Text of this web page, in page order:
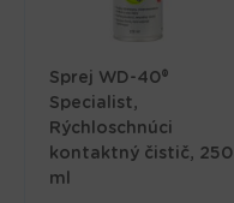
Sprej WD-40®
Specialist,
Rýchloschnúci
kontaktný čistič, 250
ml